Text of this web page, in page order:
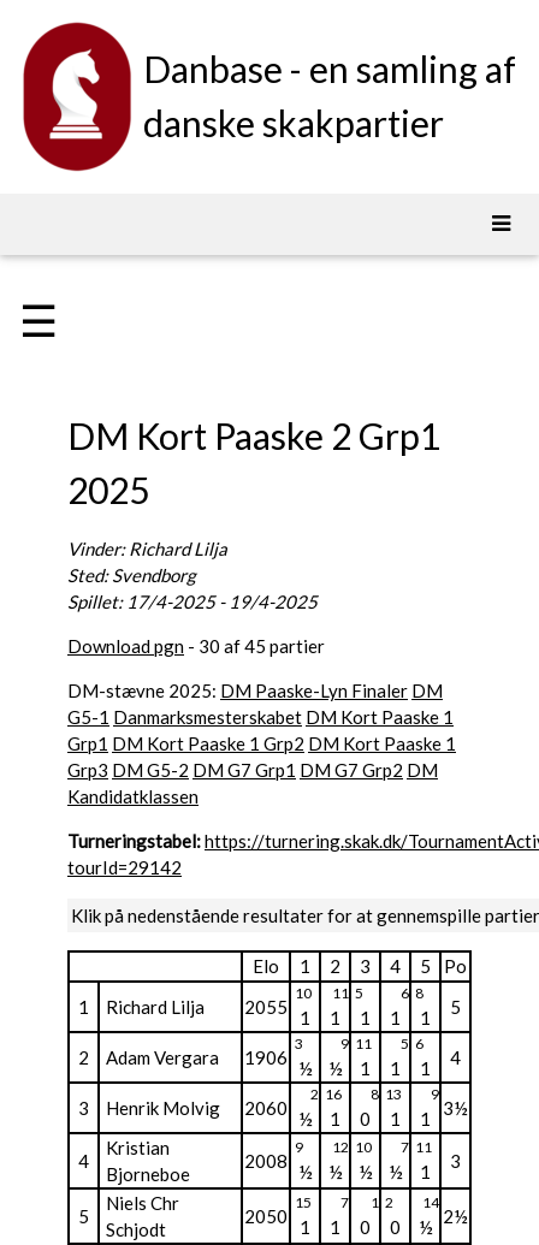
Danbase - en samling af
danske skakpartier
☰
DM Kort Paaske 2 Grp1
2025
Vinder: Richard Lilja
Sted: Svendborg
Spillet: 17/4-2025 - 19/4-2025
Download pgn - 30 af 45 partier
DM-stævne 2025: DM Paaske-Lyn Finaler DM
G5-1 Danmarksmesterskabet DM Kort Paaske 1
Grp1 DM Kort Paaske 1 Grp2 DM Kort Paaske 1
Grp3 DM G5-2 DM G7 Grp1 DM G7 Grp2 DM
Kandidatklassen
Turneringstabel:https://turnering.skak.dk/
tourId=29142
Klik på nedenstående resultater for at gennemspille partier
Elo 1 2 3 4 5
Po
1
Richard Lilja 2055
10
1
11
1
5
1
6
1
8
1 5
2 Adam Vergara 1906
3
½
9
½
11
1
5
1
6
1 4
3 Henrik Molvig 2060
2
½
16
1
8
0
13
1
9
1 3½
4
Kristian
Bjorneboe
2008
9
½
12
½
10
½
7
½
11
1 3
5
Niels Chr
Schjodt
2050
15
1
7
1
1
0
2
0
14
½ 2½